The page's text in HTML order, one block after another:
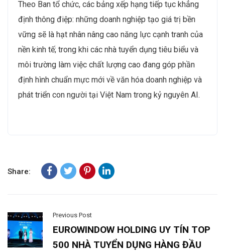
Theo Ban tổ chức, các bảng xếp hạng tiếp tục khẳng
định thông điệp: những doanh nghiệp tạo giá trị bền
vững sẽ là hạt nhân nâng cao năng lực cạnh tranh của
nền kinh tế; trong khi các nhà tuyển dụng tiêu biểu và
môi trường làm việc chất lượng cao đang góp phần
định hình chuẩn mực mới về văn hóa doanh nghiệp và
phát triển con người tại Việt Nam trong kỷ nguyên AI.
Share:
Previous Post
EUROWINDOW HOLDING UY TÍN TOP
500 NHÀ TUYỂN DỤNG HÀNG ĐẦU